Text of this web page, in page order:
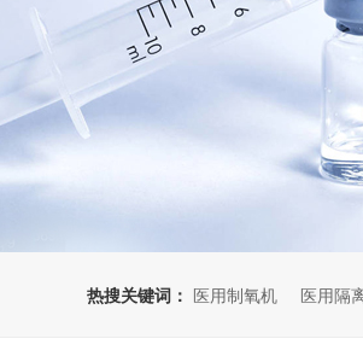
热搜关键词： 医用制氧机 医用隔